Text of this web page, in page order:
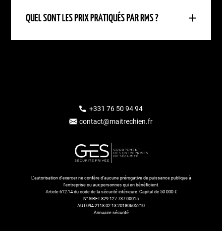
QUEL SONT LES PRIX PRATIQUÉS PAR RMS ?
+331 76 50 94 94
contact@maitrechien.fr
L'autorisation d'exercer ne confère d'aucune prérogative de puissance publique à
l'entreprise ou aux personnes qui en bénéficient.
Article 612-14 du code de la sécurité intérieure. Capital de 50 000 €
N° SIRET 829 127 737 00015
AUT-094-2118-02-13-20180605210
Annuaire sécurité